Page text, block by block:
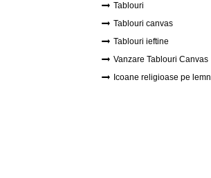
Tablouri
Tablouri canvas
Tablouri ieftine
Vanzare Tablouri Canvas
Icoane religioase pe lemn